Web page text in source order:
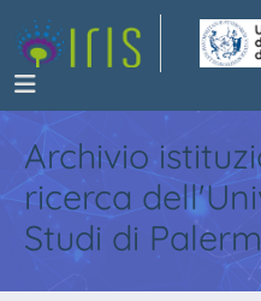
Archivio
ricerca
Studi di